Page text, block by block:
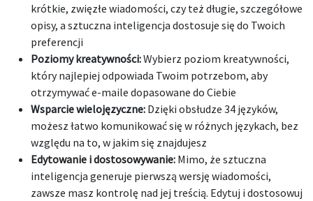
krótkie, zwięzłe wiadomości, czy też długie, szczegółowe
opisy, a sztuczna inteligencja dostosuje się do Twoich
preferencji
Poziomy kreatywności:Wybierz poziom kreatywności,
który najlepiej odpowiada Twoim potrzebom, aby
otrzymywać e-maile dopasowane do Ciebie
Wsparcie wielojęzyczne: Dzięki obsłudze 34 języków,
możesz łatwo komunikować się w różnych językach, bez
względu na to, w jakim się znajdujesz
Edytowanie i dostosowywanie: Mimo, że sztuczna
inteligencja generuje pierwszą wersję wiadomości,
zawsze masz kontrolę nad jej treścią. Edytuj i dostosowuj